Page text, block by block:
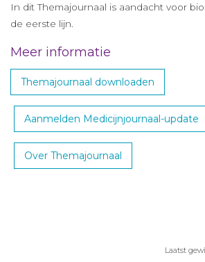
In dit Themajournaal is aandacht voor
de eerste lijn.
Meer informatie
Themajournaal downloaden
Aanmelden Medicijnjournaal-update
Over Themajournaal
Laatst